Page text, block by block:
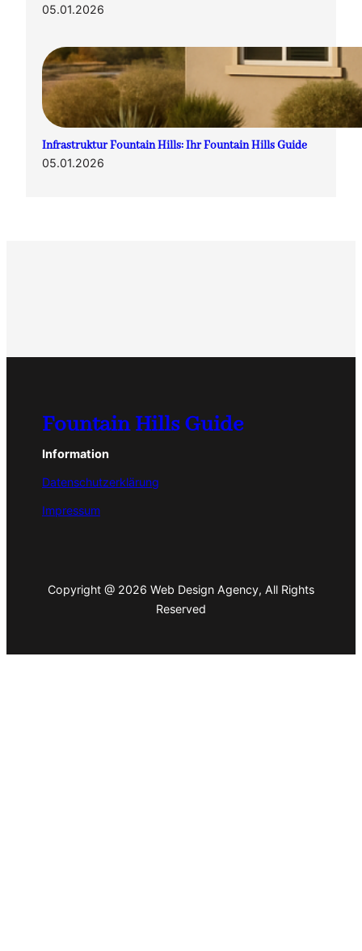
05.01.2026
Infrastruktur Fountain Hills: Ihr Fountain Hills Guide
05.01.2026
Fountain Hills Guide
Information
Datenschutzerklärung
Impressum
Copyright @ 2026 Web Design Agency, All Rights
Reserved